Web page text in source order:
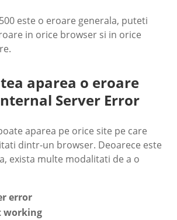
este o eroare generala, puteti
in orice browser si in orice
aparea o eroare
Server Error
aparea pe orice site pe care
dintr-un browser. Deoarece este
exista multe modalitati de a o
error
working